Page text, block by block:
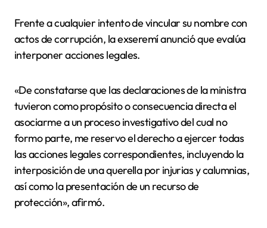
Frente a cualquier intento de vincular su nombre con
actos de corrupción, la exseremí anunció que evalúa
interponer acciones legales.
«De constatarse que las declaraciones de la ministra
tuvieron como propósito o consecuencia directa el
asociarme a un proceso investigativo del cual no
formo parte, me reservo el derecho a ejercer todas
las acciones legales correspondientes, incluyendo la
interposición de una querella por injurias y calumnias,
así como la presentación de un recurso de
protección», afirmó.